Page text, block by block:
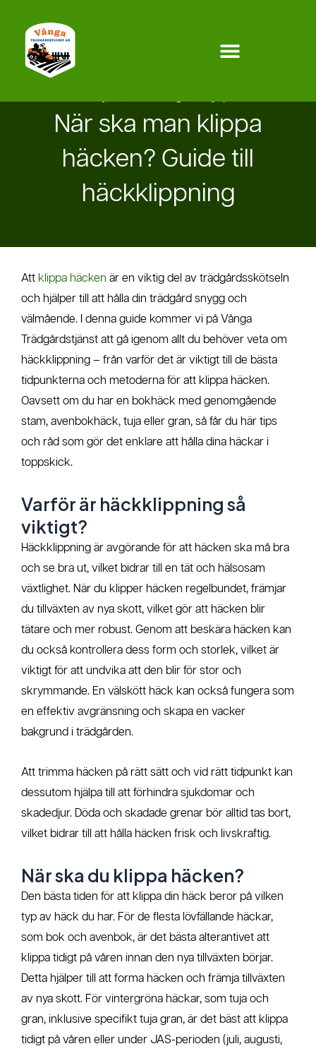
innehåll
När ska man klippa
häcken? Guide till
häckklippning
Att klippa häcken är en viktig del av trädgårdsskötseln
och hjälper till att hålla din trädgård snygg och
välmående. I denna guide kommer vi på Vånga
Trädgårdstjänst att gå igenom allt du behöver veta om
häckklippning – från varför det är viktigt till de bästa
tidpunkterna och metoderna för att klippa häcken.
Oavsett om du har en bokhäck med genomgående
stam, avenbokhäck, tuja eller gran, så får du här tips
och råd som gör det enklare att hålla dina häckar i
toppskick.
Varför är häckklippning så
viktigt?
Häckklippning är avgörande för att häcken ska må bra
och se bra ut, vilket bidrar till en tät och hälsosam
växtlighet. När du klipper häcken regelbundet, främjar
du tillväxten av nya skott, vilket gör att häcken blir
tätare och mer robust. Genom att beskära häcken kan
du också kontrollera dess form och storlek, vilket är
viktigt för att undvika att den blir för stor och
skrymmande. En välskött häck kan också fungera som
en effektiv avgränsning och skapa en vacker
bakgrund i trädgården.
Att trimma häcken på rätt sätt och vid rätt tidpunkt kan
dessutom hjälpa till att förhindra sjukdomar och
skadedjur. Döda och skadade grenar bör alltid tas bort,
vilket bidrar till att hålla häcken frisk och livskraftig.
När ska du klippa häcken?
Den bästa tiden för att klippa din häck beror på vilken
typ av häck du har. För de flesta lövfällande häckar,
som bok och avenbok, är det bästa alterantivet att
klippa tidigt på våren innan den nya tillväxten börjar.
Detta hjälper till att forma häcken och främja tillväxten
av nya skott. För vintergröna häckar, som tuja och
gran, inklusive specifikt tuja gran, är det bäst att klippa
tidigt på våren eller under JAS-perioden (juli, augusti,